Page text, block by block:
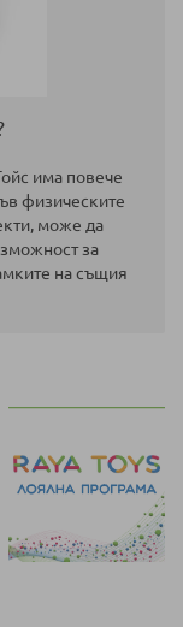
има повече
физическите
може да
за
на същия